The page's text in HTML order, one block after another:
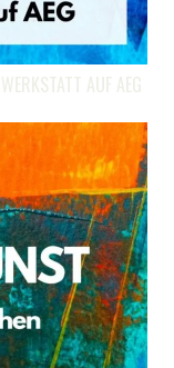
AUF AEG